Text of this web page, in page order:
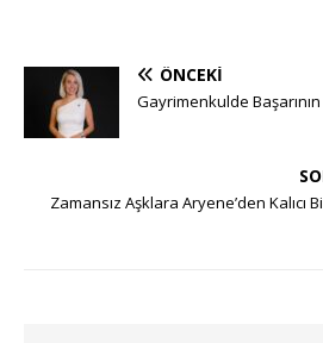
ÖNCEKI
Gayrimenkulde Başarının
Zamansız Aşklara Aryene’den Kalıcı